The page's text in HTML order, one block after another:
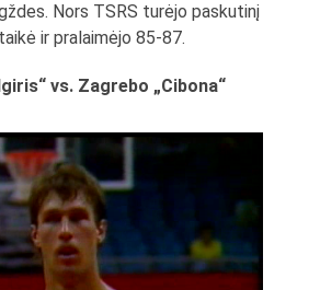
Nors TSRS turėjo paskutinį
ir pralaimėjo 85-87.
vs. Zagrebo „Cibona“